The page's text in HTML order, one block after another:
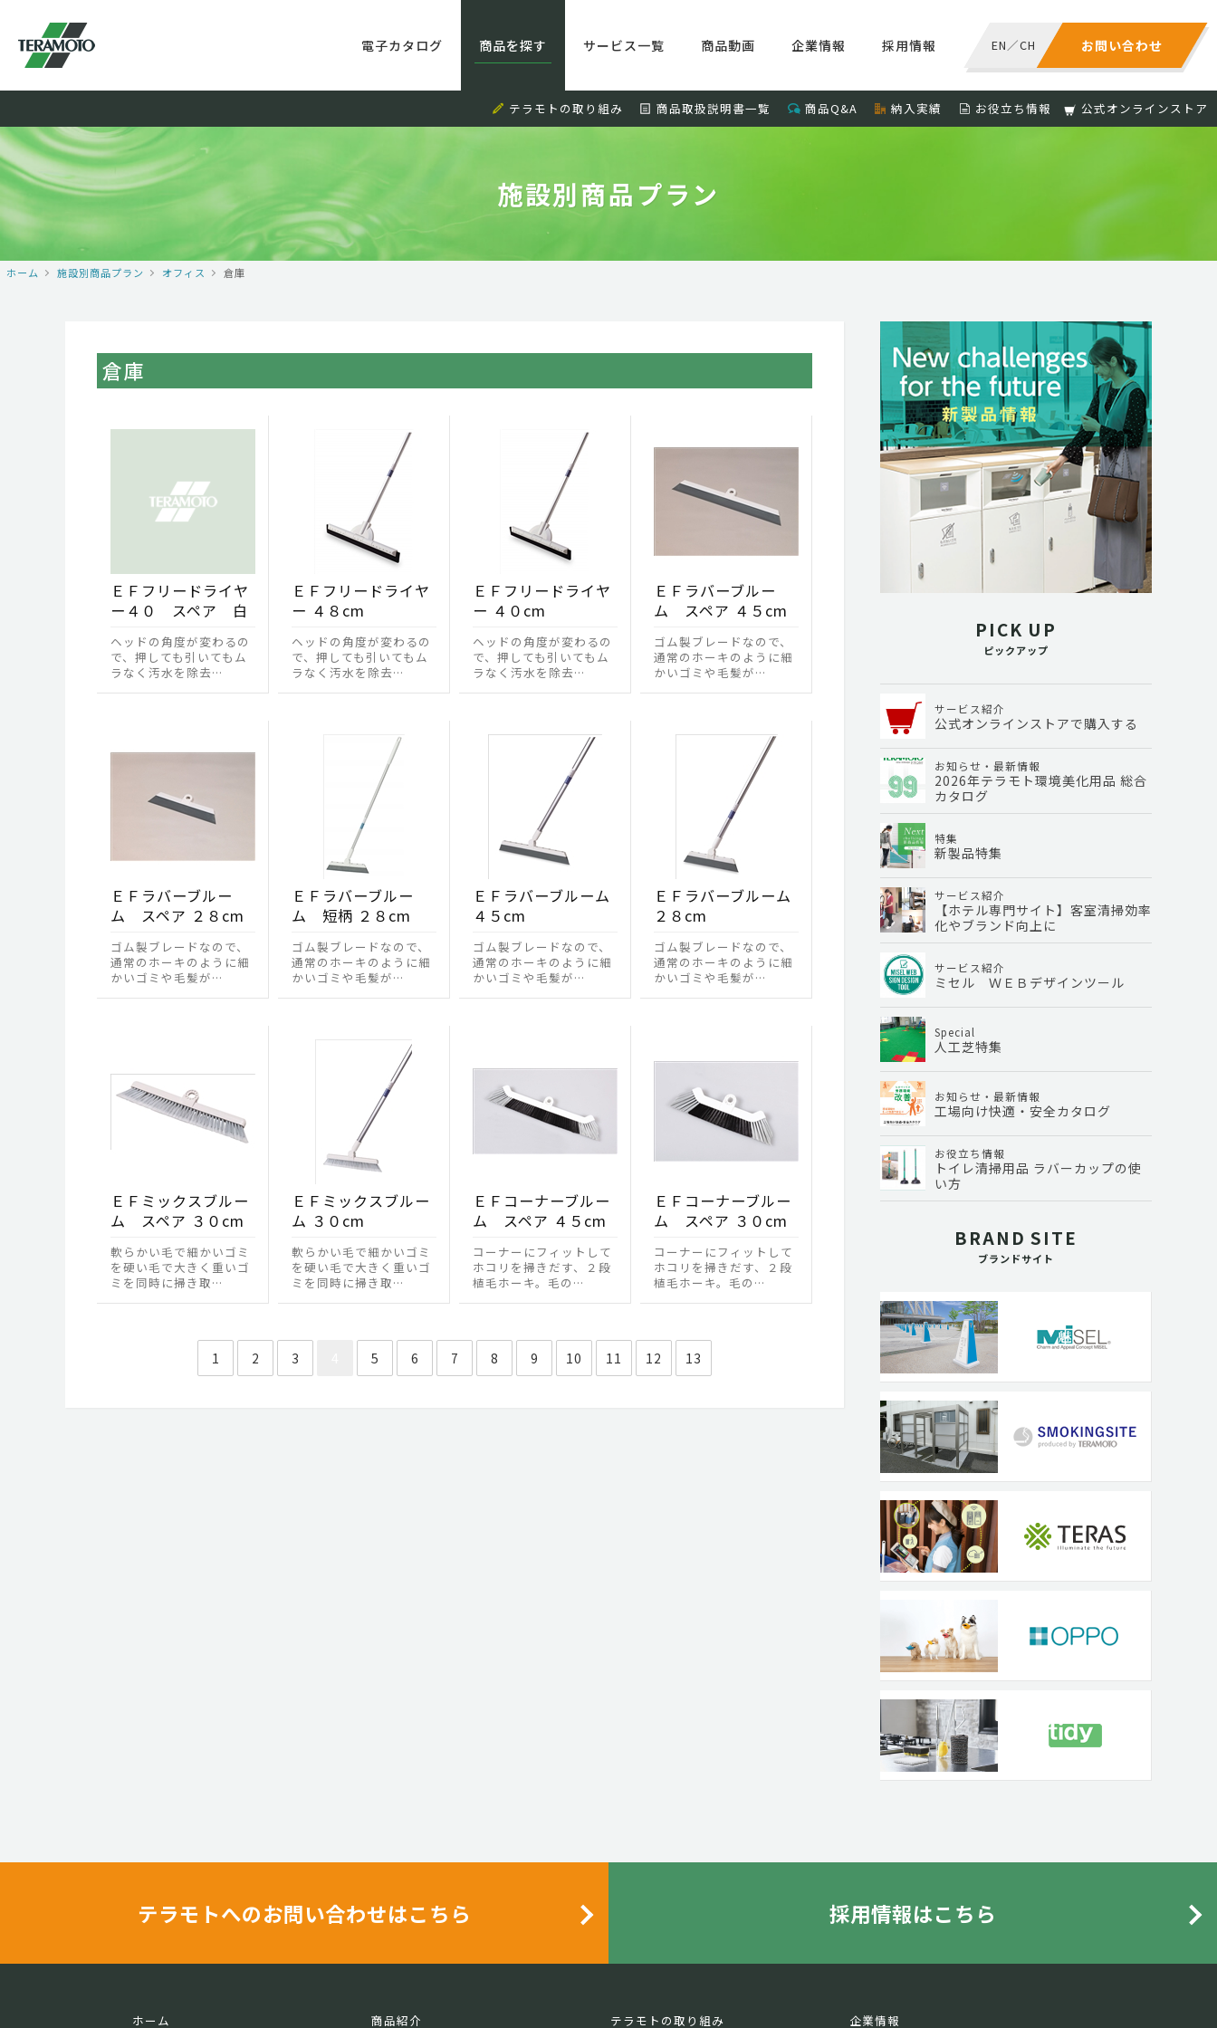
お問い合わせ
EN／CH
電子カタログ 商品を探す サービス一覧 商品動画 企業情報 採用情報
テラモトの取り組み 商品取扱説明書一覧 商品Q&A 納入実績 お役立ち情報 公式オンラインストア
施設別商品プラン
ホーム 施設別商品プラン オフィス 倉庫
倉庫
ＥＦフリードライヤ
ー４０ スペア 白
ヘッドの角度が変わるの
で、押しても引いてもム
ラなく汚水を除去…
ＥＦフリードライヤ
ー ４８cm
ヘッドの角度が変わるの
で、押しても引いてもム
ラなく汚水を除去…
ＥＦフリードライヤ
ー ４０cm
ヘッドの角度が変わるの
で、押しても引いてもム
ラなく汚水を除去…
ＥＦラバーブルー
ム スペア ４５cm
ゴム製ブレードなので、
通常のホーキのように細
かいゴミや毛髪が…
ＥＦラバーブルー
ム スペア ２８cm
ゴム製ブレードなので、
通常のホーキのように細
かいゴミや毛髪が…
ＥＦラバーブルー
ム 短柄 ２８cm
ゴム製ブレードなので、
通常のホーキのように細
かいゴミや毛髪が…
ＥＦラバーブルーム
４５cm
ゴム製ブレードなので、
通常のホーキのように細
かいゴミや毛髪が…
ＥＦラバーブルーム
２８cm
ゴム製ブレードなので、
通常のホーキのように細
かいゴミや毛髪が…
ＥＦミックスブルー
ム スペア ３０cm
軟らかい毛で細かいゴミ
を硬い毛で大きく重いゴ
ミを同時に掃き取…
ＥＦミックスブルー
ム ３０cm
軟らかい毛で細かいゴミ
を硬い毛で大きく重いゴ
ミを同時に掃き取…
ＥＦコーナーブルー
ム スペア ４５cm
コーナーにフィットして
ホコリを掃きだす、２段
植毛ホーキ。毛の…
ＥＦコーナーブルー
ム スペア ３０cm
コーナーにフィットして
ホコリを掃きだす、２段
植毛ホーキ。毛の…
投稿のページ送り
1
2 3 5 6 7 8 9 10 11 12 13
PICK UP
ピックアップ
サービス紹介
公式オンラインストアで購入する
お知らせ・最新情報
2026年テラモト環境美化用品 総合
カタログ
特集
新製品特集
サービス紹介
【ホテル専門サイト】客室清掃効率
化やブランド向上に
サービス紹介
ミセル ＷＥＢデザインツール
Special
人工芝特集
お知らせ・最新情報
工場向け快適・安全カタログ
お役立ち情報
トイレ清掃用品 ラバーカップの使
い方
BRAND SITE
ブランドサイト
テラモトへのお問い合わせはこちら 採用情報はこちら
ホーム 商品紹介 テラモトの取り組み 企業情報